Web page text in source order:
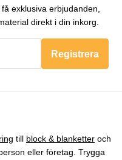
exklusiva erbjudanden,
direkt i din inkorg.
Registrera
till block & blanketter och
eller företag. Trygga